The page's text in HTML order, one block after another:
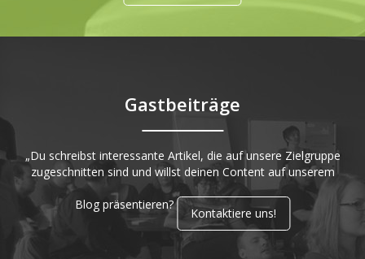
Gastbeiträge
„Du schreibst interessante Artikel, die auf unsere Zielgruppe
zugeschnitten sind und willst deinen Content auf unserem
Blog präsentieren?
Kontaktiere uns!